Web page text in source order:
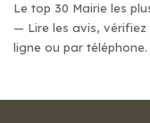
Le top 30 Mairie les
— Lire les avis, vérifiez
ligne ou par téléphone.